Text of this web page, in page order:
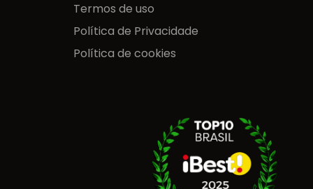
Termos de uso
Política de Privacidade
Política de cookies